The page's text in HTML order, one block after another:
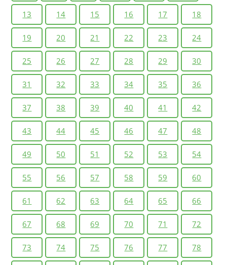
13 14 15 16 17 18
19 20 21 22 23 24
25 26 27 28 29 30
31 32 33 34 35 36
37 38 39 40 41 42
43 44 45 46 47 48
49 50 51 52 53 54
55 56 57 58 59 60
61 62 63 64 65 66
67 68 69 70 71 72
73 74 75 76 77 78